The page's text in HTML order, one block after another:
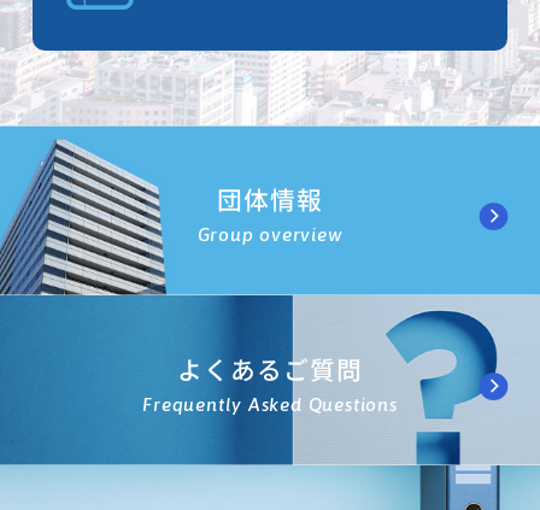
団体情報
Group overview
よくあるご質問
Frequently Asked Questions